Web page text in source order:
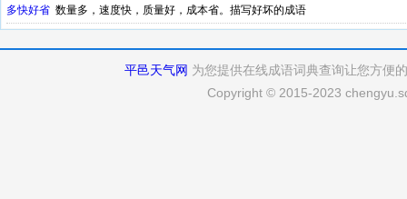
多快好省 数量多，速度快，质量好，成本省。描写好坏的成语
平邑天气网 为您提供在线成语词典查询让您方便
Copyright © 2015-2023